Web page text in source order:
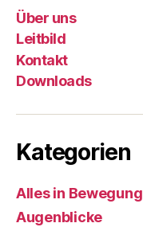
Über uns
Leitbild
Kontakt
Downloads
Kategorien
Alles in Bewegung
Augenblicke